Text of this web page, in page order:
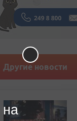
Другие новости